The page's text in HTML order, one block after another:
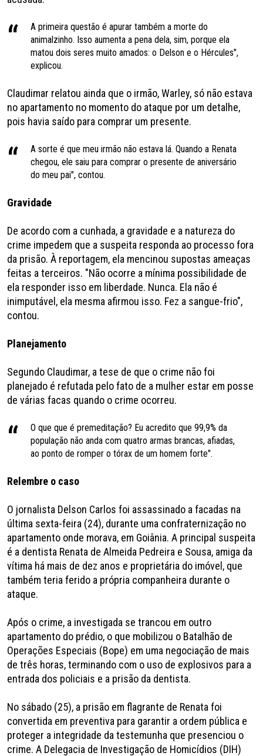
A primeira questão é apurar também a morte do
animalzinho. Isso aumenta a pena dela, sim, porque ela
matou dois seres muito amados: o Delson e o Hércules",
explicou.
Claudimar relatou ainda que o irmão, Warley, só não estava
no apartamento no momento do ataque por um detalhe,
pois havia saído para comprar um presente.
A sorte é que meu irmão não estava lá. Quando a Renata
chegou, ele saiu para comprar o presente de aniversário
do meu pai", contou.
Gravidade
De acordo com a cunhada, a gravidade e a natureza do
crime impedem que a suspeita responda ao processo fora
da prisão. À reportagem, ela mencinou supostas ameaças
feitas a terceiros. "Não ocorre a mínima possibilidade de
ela responder isso em liberdade. Nunca. Ela não é
inimputável, ela mesma afirmou isso. Fez a sangue-frio",
contou.
Planejamento
Segundo Claudimar, a tese de que o crime não foi
planejado é refutada pelo fato de a mulher estar em posse
de várias facas quando o crime ocorreu.
O que que é premeditação? Eu acredito que 99,9% da
população não anda com quatro armas brancas, afiadas,
ao ponto de romper o tórax de um homem forte".
Relembre o caso
O jornalista Delson Carlos foi assassinado a facadas na
última sexta-feira (24), durante uma confraternização no
apartamento onde morava, em Goiânia. A principal suspeita
é a dentista Renata de Almeida Pedreira e Sousa, amiga da
vítima há mais de dez anos e proprietária do imóvel, que
também teria ferido a própria companheira durante o
ataque.
Após o crime, a investigada se trancou em outro
apartamento do prédio, o que mobilizou o Batalhão de
Operações Especiais (Bope) em uma negociação de mais
de três horas, terminando com o uso de explosivos para a
entrada dos policiais e a prisão da dentista.
No sábado (25), a prisão em flagrante de Renata foi
convertida em preventiva para garantir a ordem pública e
proteger a integridade da testemunha que presenciou o
crime. A Delegacia de Investigação de Homicídios (DIH)